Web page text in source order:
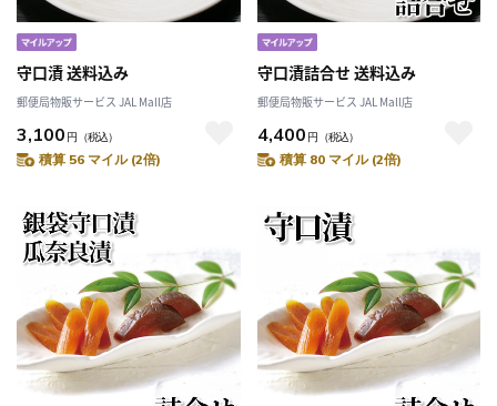
守口漬 送料込み
郵便局物販サービス JAL Mall店
3,100 円 （税込）
積算 56 マイル (2倍)
守口漬詰合せ 送料込み
郵便局物販サービス JAL Mall店
4,400 円 （税込）
積算 80 マイル (2倍)